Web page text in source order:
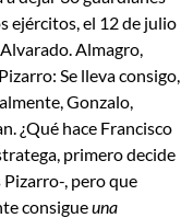
ejércitos, el 12 de julio
Almagro,
Se lleva consigo,
Gonzalo,
¿Qué hace Francisco
primero decide
, pero que
consigueuna